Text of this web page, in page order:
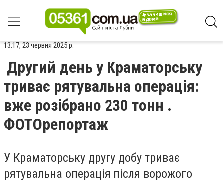
13:17, 23 червня 2025 р.
Другий день у Краматорську
триває рятувальна операція:
вже розібрано 230 тонн .
ФОТОрепортаж
У Краматорську другу добу триває
рятувальна операція після ворожого